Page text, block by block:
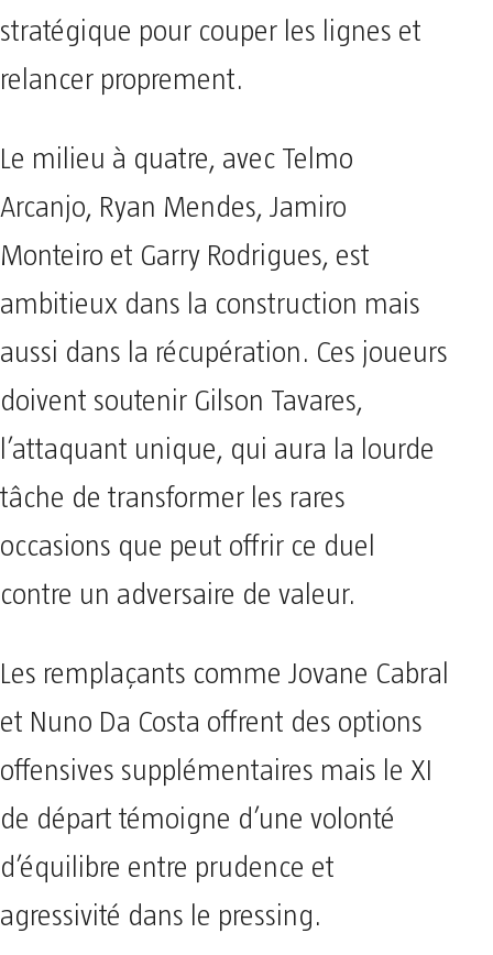
stratégique pour couper les lignes et
relancer proprement.
Le milieu à quatre, avec Telmo
Arcanjo, Ryan Mendes, Jamiro
Monteiro et Garry Rodrigues, est
ambitieux dans la construction mais
aussi dans la récupération. Ces joueurs
doivent soutenir Gilson Tavares,
l’attaquant unique, qui aura la lourde
tâche de transformer les rares
occasions que peut offrir ce duel
contre un adversaire de valeur.
Les remplaçants comme Jovane Cabral
et Nuno Da Costa offrent des options
offensives supplémentaires mais le XI
de départ témoigne d’une volonté
d’équilibre entre prudence et
agressivité dans le pressing.